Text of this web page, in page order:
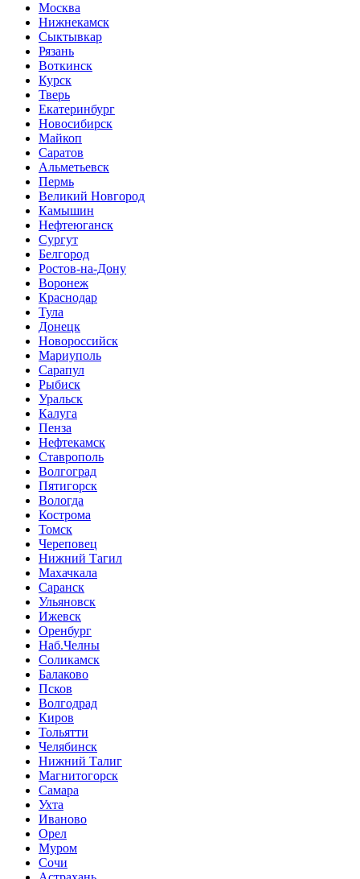
Москва
Нижнекамск
Сыктывкар
Рязань
Воткинск
Курск
Тверь
Екатеринбург
Новосибирск
Майкоп
Саратов
Альметьевск
Пермь
Великий Новгород
Камышин
Нефтеюганск
Сургут
Белгород
Ростов-на-Дону
Воронеж
Краснодар
Тула
Донецк
Новороссийск
Мариуполь
Сарапул
Рыбиск
Уральск
Калуга
Пенза
Нефтекамск
Ставрополь
Волгоград
Пятигорск
Вологда
Кострома
Томск
Череповец
Нижний Тагил
Махачкала
Саранск
Ульяновск
Ижевск
Оренбург
Наб.Челны
Соликамск
Балаково
Псков
Волгодрад
Киров
Тольятти
Челябинск
Нижний Талиг
Магнитогорск
Самара
Ухта
Иваново
Орел
Муром
Сочи